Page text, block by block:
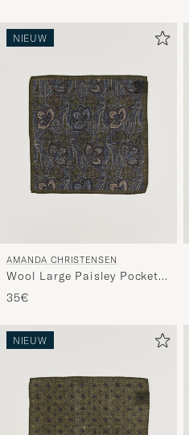
NIEUW
AMANDA CHRISTENSEN
Wool Large Paisley Pocket
Square Green
35€
NIEUW